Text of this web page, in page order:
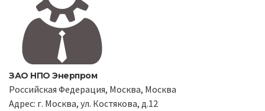
ЗАО НПО Энерпром
Российская Федерация, Москва, Москва
Адрес: г. Москва, ул. Костякова, д.12